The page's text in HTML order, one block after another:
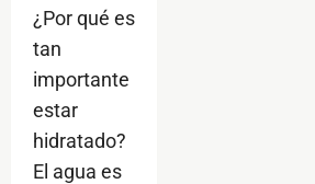
¿Por qué es
tan
importante
estar
hidratado?
El agua es